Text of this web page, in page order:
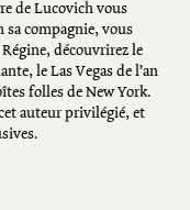
de Lucovich vous
sa compagnie, vous
Régine, découvrirez le
le Las Vegas de l’an
folles de New York.
auteur privilégié, et